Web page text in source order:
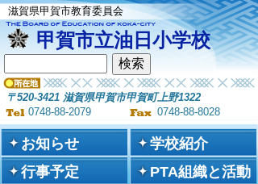
滋賀県甲賀市教育委員会
甲賀市立油日小学校
〒520-3421 滋賀県甲賀市甲賀町上野1322
0748-88-2079
0748-88-8028
お知らせ
学校紹介
行事予定
PTA組織と活動